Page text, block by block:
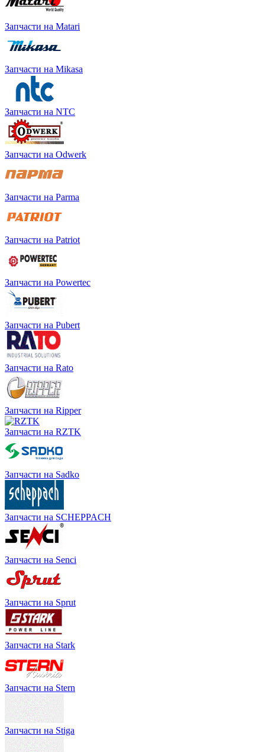
Запчасти на Matari
Запчасти на Mikasa
Запчасти на NTC
Запчасти на Odwerk
Запчасти на Parma
Запчасти на Patriot
Запчасти на Powertec
Запчасти на Pubert
Запчасти на Rato
Запчасти на Ripper
Запчасти на RZTK
Запчасти на Sadko
Запчасти на SCHEPPACH
Запчасти на Senci
Запчасти на Sprut
Запчасти на Stark
Запчасти на Stern
Запчасти на Stiga